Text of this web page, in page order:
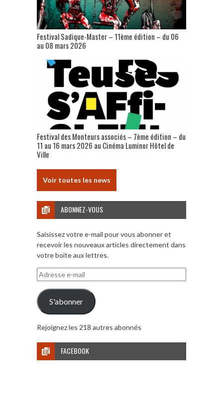
Festival Sadique-Master – 11ème édition – du 06
au 08 mars 2026
Festival des Monteurs associés – 7ème édition – du
11 au 16 mars 2026 au Cinéma Luminor Hôtel de
Ville
Voir toutes les news
ABONNEZ-VOUS
Saisissez votre e-mail pour vous abonner et
recevoir les nouveaux articles directement dans
votre boite aux lettres.
Adresse
e-
mail
S'abonner
Rejoignez les 218 autres abonnés
FACEBOOK